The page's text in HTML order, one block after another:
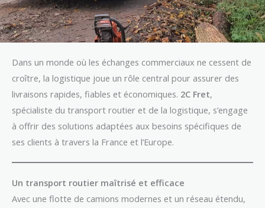
Dans un monde où les échanges commerciaux ne cessent de
croître, la logistique joue un rôle central pour assurer des
livraisons rapides, fiables et économiques. 2C Fret,
spécialiste du transport routier et de la logistique, s’engage
à offrir des solutions adaptées aux besoins spécifiques de
ses clients à travers la France et l’Europe.
Un transport routier maîtrisé et efficace
Avec une flotte de camions modernes et un réseau étendu,